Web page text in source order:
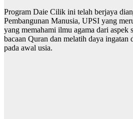
Program Daie Cilik ini telah berjaya
Pembangunan Manusia, UPSI yang
yang memahami ilmu agama dari aspek
bacaan Quran dan melatih daya ingatan
pada awal usia.